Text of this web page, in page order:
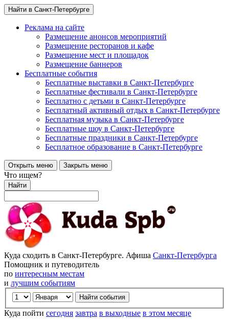
Найти в Санкт-Петербурге
Реклама на сайте
Размещение анонсов мероприятий
Размещение ресторанов и кафе
Размещение мест и площадок
Размещение баннеров
Бесплатные события
Бесплатные выставки в Санкт-Петербурге
Бесплатные фестивали в Санкт-Петербурге
Бесплатно с детьми в Санкт-Петербурге
Бесплатный активный отдых в Санкт-Петербурге
Бесплатная музыка в Санкт-Петербурге
Бесплатные шоу в Санкт-Петербурге
Бесплатные праздники в Санкт-Петербурге
Бесплатное образование в Санкт-Петербурге
Открыть меню Закрыть меню
Что ищем?
Найти
Куда сходить в Санкт-Петербурге. Афиша Санкт-Петербурга
Помощник и путеводитель
по интересным местам
и лучшим событиям
Куда пойти сегодня завтра в выходные в этом месяце